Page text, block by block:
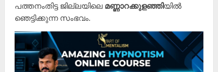
പത്തനംതിട്ട ജില്ലയിലെ മണ്ണാറക്കുളഞ്ഞിയിൽ
ഞെട്ടിക്കുന്ന സംഭവം.